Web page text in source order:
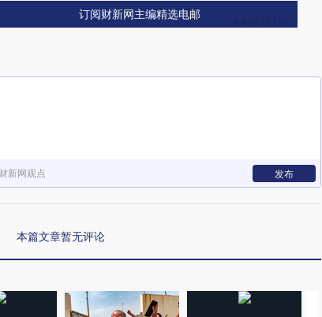
订阅财新网主编精选电邮
新网观点 发布
本篇文章暂无评论